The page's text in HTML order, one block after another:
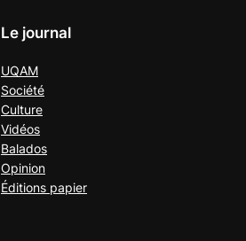
Le journal
UQAM
Société
Culture
Vidéos
Balados
Opinion
Éditions papier